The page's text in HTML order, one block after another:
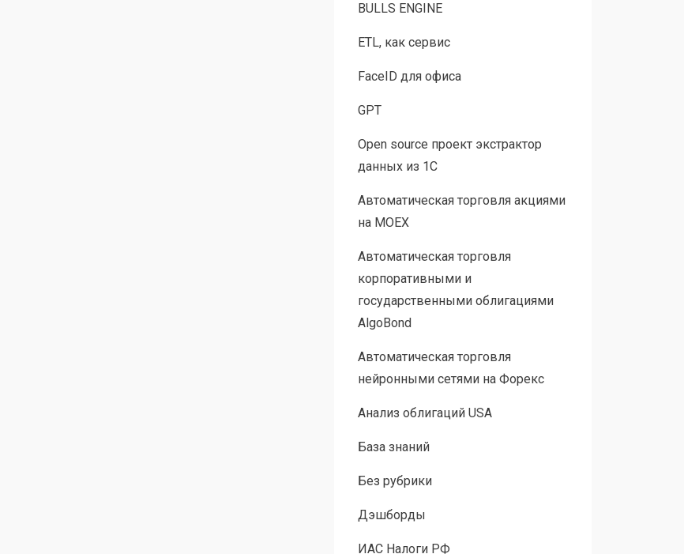
BULLS ENGINE
ETL, как сервис
FaceID для офиса
GPT
Open source проект экстрактор
данных из 1С
Автоматическая торговля акциями
на MOEX
Автоматическая торговля
корпоративными и
государственными облигациями
AlgoBond
Автоматическая торговля
нейронными сетями на Форекс
Анализ облигаций USA
База знаний
Без рубрики
Дэшборды
ИАС Налоги РФ